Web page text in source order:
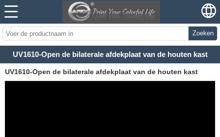
Zoeken
UV1610-Open de bilaterale afdekplaat van de houten kast
UV1610-Open de bilaterale afdekplaat van de houten kast